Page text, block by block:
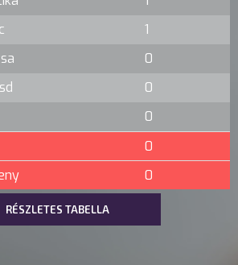
1
0
0
0
0
0
RÉSZLETES TABELLA